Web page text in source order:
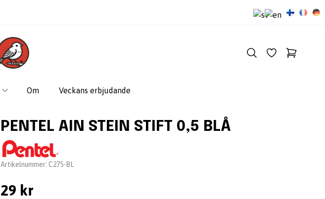
Om Veckans erbjudande
PENTEL AIN STEIN STIFT 0,5 BLÅ
Leverantör:
Artikelnummer: C275-BL
29 kr